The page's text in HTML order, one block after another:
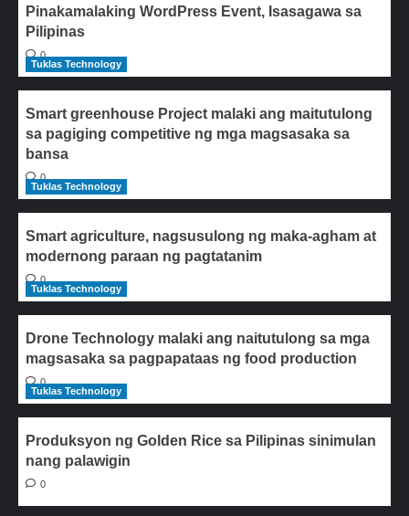
Pinakamalaking WordPress Event, Isasagawa sa
Pilipinas
0
Tuklas Technology
Smart greenhouse Project malaki ang maitutulong
sa pagiging competitive ng mga magsasaka sa
bansa
0
Tuklas Technology
Smart agriculture, nagsusulong ng maka-agham at
modernong paraan ng pagtatanim
0
Tuklas Technology
Drone Technology malaki ang naitutulong sa mga
magsasaka sa pagpapataas ng food production
0
Tuklas Technology
Produksyon ng Golden Rice sa Pilipinas sinimulan
nang palawigin
0